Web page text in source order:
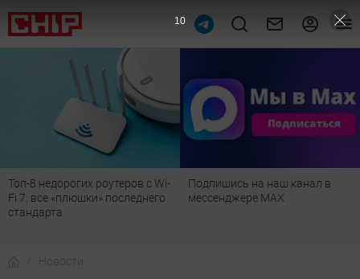
Топ-8 недорогих роутеров с Wi-
Fi 7: все «плюшки» последнего
стандарта
Подпишись на наш канал в
мессенджере МАХ
Новости
9